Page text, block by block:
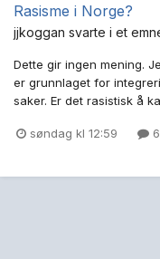
Rasisme i Norge?
jjkoggan svarte i et
Dette gir ingen mening.
er grunnlaget for
saker. Er det rasistisk å
søndag kl 12:59